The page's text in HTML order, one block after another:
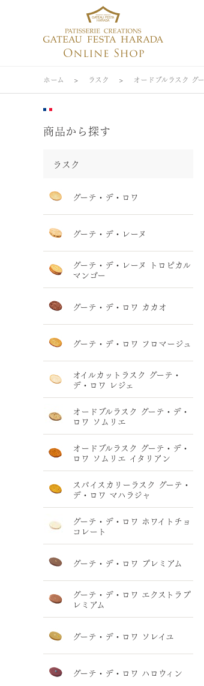
ホーム > ラスク > オードブルラスク グ
商品から探す
ラスク
グーテ・デ・ロワ
グーテ・デ・レーヌ
グーテ・デ・レーヌ トロピカル
マンゴー
グーテ・デ・ロワ カカオ
グーテ・デ・ロワ フロマージュ
オイルカットラスク グーテ・
デ・ロワ レジェ
オードブルラスク グーテ・デ・
ロワ ソムリエ
オードブルラスク グーテ・デ・
ロワ ソムリエ イタリアン
スパイスカリーラスク グーテ・
デ・ロワ マハラジャ
グーテ・デ・ロワ ホワイトチョ
コレート
グーテ・デ・ロワ プレミアム
グーテ・デ・ロワ エクストラプ
レミアム
グーテ・デ・ロワ ソレイユ
グーテ・デ・ロワ ハロウィン